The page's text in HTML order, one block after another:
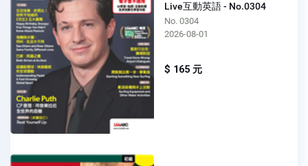
Live互動英語 - No.0304
No. 0304
2026-08-01
$ 165 元